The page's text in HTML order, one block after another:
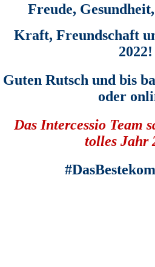
Freude, Gesundheit,
Kraft, Freundschaft
2022!
Guten Rutsch und bis
oder
Das Intercessio Team
tolles Jahr